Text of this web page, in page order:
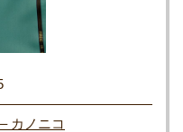
カノニコ